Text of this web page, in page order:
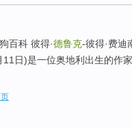
百科 彼得·德鲁克-彼得·费迪
11日)是一位奥地利出生的作